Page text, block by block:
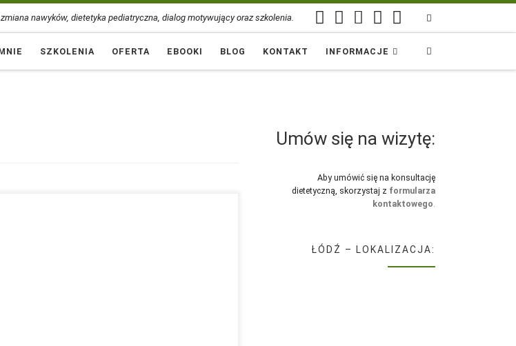
nawyków, dietetyka pediatryczna, dialog motywujący oraz szkolenia.
SZKOLENIA OFERTA EBOOKI BLOG KONTAKT INFORMACJE
Umów się na wizytę:
Aby umówić się na konsultację
dietetyczną, skorzystaj z formularza
kontaktowego.
ŁÓDŹ – LOKALIZACJA: